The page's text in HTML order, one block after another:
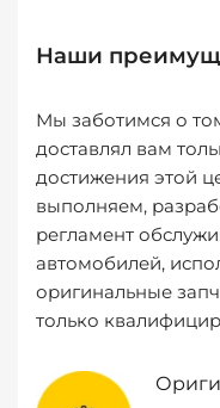
Наши
Мы заботимся о
доставлял вам
достижения этой
выполняем,
регламент
автомобилей,
оригинальные
только